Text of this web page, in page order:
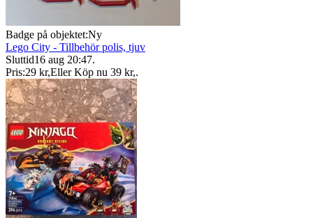
Badge på objektet:Ny
Lego City - Tillbehör polis, tjuv
Sluttid16 aug 20:47.
Pris:29 kr,Eller Köp nu 39 kr,.